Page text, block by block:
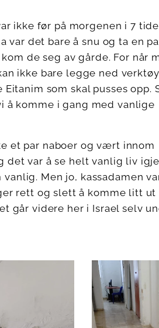
ikke før på morgenen i 7
var det bare å snu og ta en
de seg av gårde. For når
ikke bare legge ned
som skal pusses opp.
å komme i gang med vanlige
et par naboer og vært innom
det var å se helt vanlig liv
Men jo, kassadamen
rett og slett å komme litt ut
går videre her i Israel selv